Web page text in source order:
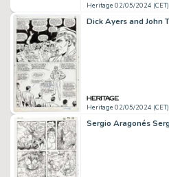
Heritage 02/05/2024 (CET)
Heritage 02/05/2024 (CET)